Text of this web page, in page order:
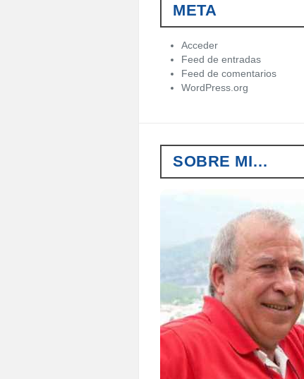
META
Acceder
Feed de entradas
Feed de comentarios
WordPress.org
SOBRE MI…